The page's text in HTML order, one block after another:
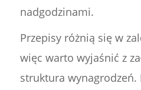
nadgodzinami.
Przepisy różnią się w
więc warto wyjaśnić z
struktura wynagrodzeń.